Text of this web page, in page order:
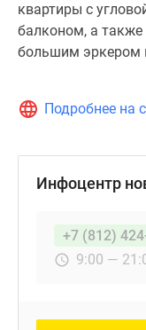
квартиры с
балконом, а
большим эркером
Подробнее на
Инфоцентр
+7 (812)
9:00 —